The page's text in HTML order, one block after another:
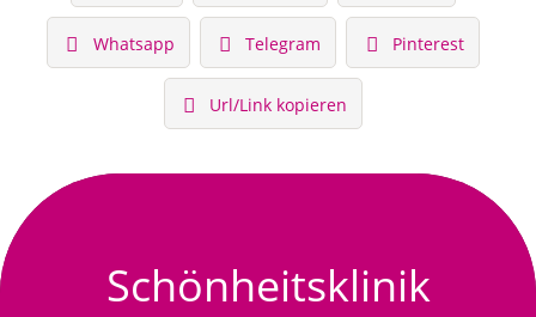
Whatsapp Telegram Pinterest
Url/Link kopieren
Schönheitsklinik